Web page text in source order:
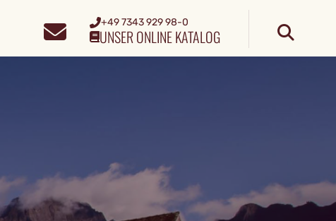
+49 7343 929 98-0
UNSER ONLINE KATALOG